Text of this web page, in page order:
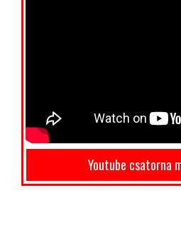
Youtube csatorna